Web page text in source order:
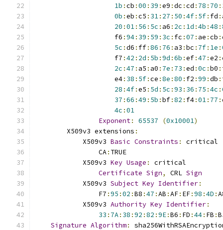
1b :cb :00 : 39 :e9 :dc :cd : 78 : 70 :
0b :eb :c5 : 31: 27 : 50 :4f: 5f: fd :
20 :01: 56 : 5c : a6 : 2c : 1d :4b :48 :
                    f6
:94: 39 : 59 : 3c : fc :07 : ae :cb :
5c :d6 : ff:86 : 76 : a3 :bc : 7f: 1e :
                    f7
:42 : 2d : 5b :9d :6b :ef:47 :e2 :
2c :47 : a5 : a0 : 7e : 73 :ed :0c :b0 :
                    e4
: 38 : 5f:ce :8e :80 : f2 :99 :db :
28 :4f:e5 : 5d : 5c :93 : 36 : 75 :4c :
37 :66 :49 : 5b :bf:82 : f4:01: 77 :
4c :01
Exponent: 65537 (0x10001)
        X509v3 extensions
:
            X509v3
Basic Constraints :
critical
                CA
: TRUE
            X509v3
Key Usage :
critical
Certificate Sign, CRL Sign
            X509v3
Subject Key Identifier:
                F7
:95 :02 :B8 :47 :AB :AF: EF:98 :4D :
            X509v3
Authority Key Identifier:
33 : 7A: 38 :92 :82 :9E:B6 : FD :44: FB :
Signature Algorithm: